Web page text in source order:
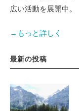
広い活動を展開中。
→もっと詳しく
最新の投稿